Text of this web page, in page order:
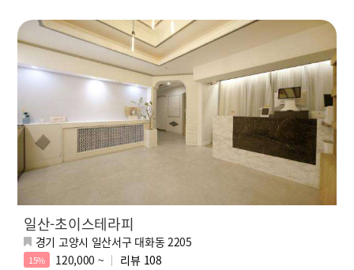
일산-초이스테라피
경기 고양시 일산서구 대화동 2205
15% 120,000 ~ 리뷰 108